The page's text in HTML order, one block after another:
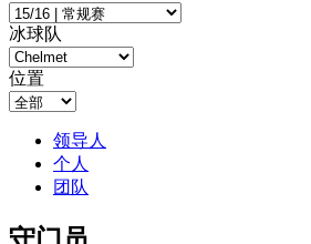
冰球队
位置
领导人
个人
团队